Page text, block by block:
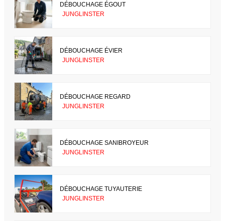
DÉBOUCHAGE ÉGOUT
JUNGLINSTER
DÉBOUCHAGE ÉVIER
JUNGLINSTER
DÉBOUCHAGE REGARD
JUNGLINSTER
DÉBOUCHAGE SANIBROYEUR
JUNGLINSTER
DÉBOUCHAGE TUYAUTERIE
JUNGLINSTER